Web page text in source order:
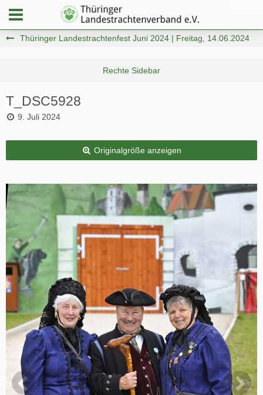
Thüringer Landestrachtenfest Juni 2024 | Freitag, 14.06.2024
T_DSC5928
9. Juli 2024
Originalgröße anzeigen